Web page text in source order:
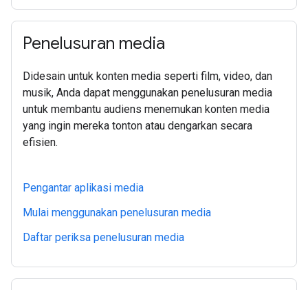
Penelusuran media
Didesain untuk konten media seperti film, video, dan
musik, Anda dapat menggunakan penelusuran media
untuk membantu audiens menemukan konten media
yang ingin mereka tonton atau dengarkan secara
efisien.
Pengantar aplikasi media
Mulai menggunakan penelusuran media
Daftar periksa penelusuran media